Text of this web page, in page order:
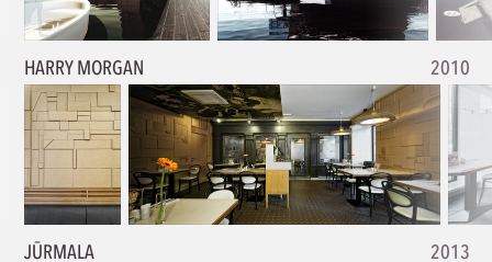
HARRY MORGAN 2010
JŪRMALA 2013